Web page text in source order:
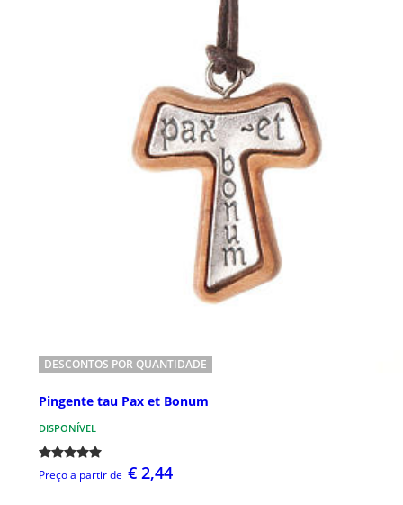
DESCONTOS POR QUANTIDADE
Pingente tau Pax et Bonum
DISPONÍVEL
Preço a partir de € 2,44